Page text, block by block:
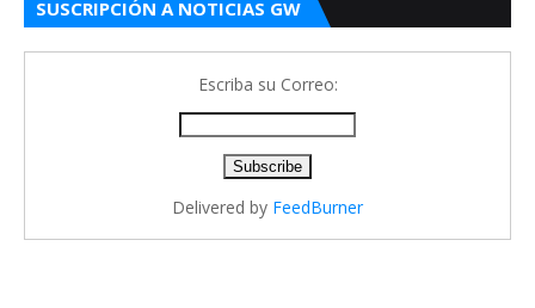
SUSCRIPCIÓN A NOTICIAS GW
Escriba su Correo:
Delivered by FeedBurner